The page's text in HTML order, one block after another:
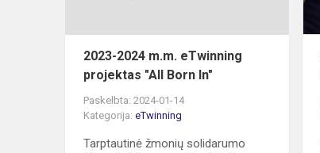
2023-2024 m.m. eTwinning
projektas "All Born In"
Paskelbta: 2024-01-14
Kategorija: eTwinning
Tarptautinė žmonių solidarumo